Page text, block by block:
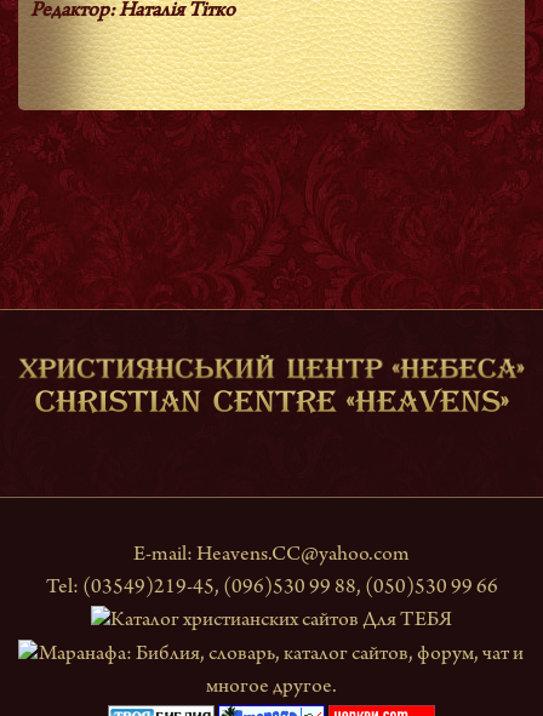
Редактор: Наталія Тітко
E-mail: Heavens.CC@yahoo.com
Tel: (03549)219-45, (096)530 99 88, (050)530 99 66